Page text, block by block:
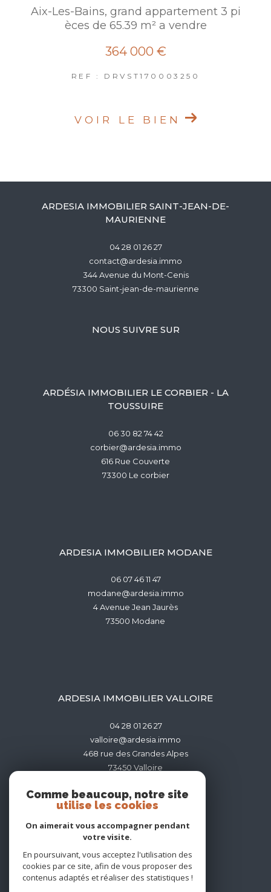
Aix-Les-Bains, grand appartement 3 pi
èces de 65.39 m² a vendre
364 000 €
REF : DRVST170003250
VOIR LE BIEN
ARDESIA IMMOBILIER SAINT-JEAN-DE-
MAURIENNE
04 28 01 26 27
contact@ardesia.immo
344 Avenue du Mont-Cenis
73300
saint-jean-de-maurienne
NOUS SUIVRE SUR
ARDÉSIA IMMOBILIER LE CORBIER - LA
TOUSSUIRE
06 30 82 74 42
corbier@ardesia.immo
616 Rue Couverte
73300
le corbier
ARDESIA IMMOBILIER MODANE
06 07 46 11 47
modane@ardesia.immo
4 Avenue Jean Jaurès
73500
modane
ARDESIA IMMOBILIER VALLOIRE
04 28 01 26 27
valloire@ardesia.immo
468 rue des Grandes Alpes
73450
valloire
Comme beaucoup, notre site
utilise les cookies
On aimerait vous accompagner pendant
votre visite.
En poursuivant, vous acceptez l'utilisation des
cookies par ce site, afin de vous proposer des
contenus adaptés et réaliser des statistiques !